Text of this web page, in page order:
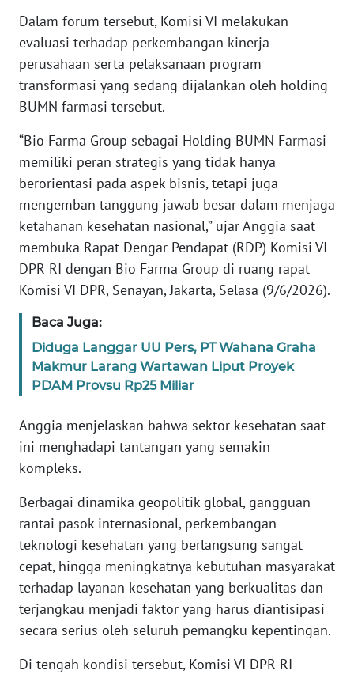
Dalam forum tersebut, Komisi VI melakukan
evaluasi terhadap perkembangan kinerja
perusahaan serta pelaksanaan program
transformasi yang sedang dijalankan oleh holding
BUMN farmasi tersebut.
“Bio Farma Group sebagai Holding BUMN Farmasi
memiliki peran strategis yang tidak hanya
berorientasi pada aspek bisnis, tetapi juga
mengemban tanggung jawab besar dalam menjaga
ketahanan kesehatan nasional,” ujar Anggia saat
membuka Rapat Dengar Pendapat (RDP) Komisi VI
DPR RI dengan Bio Farma Group di ruang rapat
Komisi VI DPR, Senayan, Jakarta, Selasa (9/6/2026).
Baca Juga:
Diduga Langgar UU Pers, PT Wahana Graha
Makmur Larang Wartawan Liput Proyek
PDAM Provsu Rp25 Miliar
Anggia menjelaskan bahwa sektor kesehatan saat
ini menghadapi tantangan yang semakin
kompleks.
Berbagai dinamika geopolitik global, gangguan
rantai pasok internasional, perkembangan
teknologi kesehatan yang berlangsung sangat
cepat, hingga meningkatnya kebutuhan masyarakat
terhadap layanan kesehatan yang berkualitas dan
terjangkau menjadi faktor yang harus diantisipasi
secara serius oleh seluruh pemangku kepentingan.
Di tengah kondisi tersebut, Komisi VI DPR RI
Wahana
Regional
WN
SUMUT
WN
JAKARTA
WN
JABAR
WN
WN
NTT
WN
PAPUA
WN
PAPUA
BARAT
WN
RIAU
WN